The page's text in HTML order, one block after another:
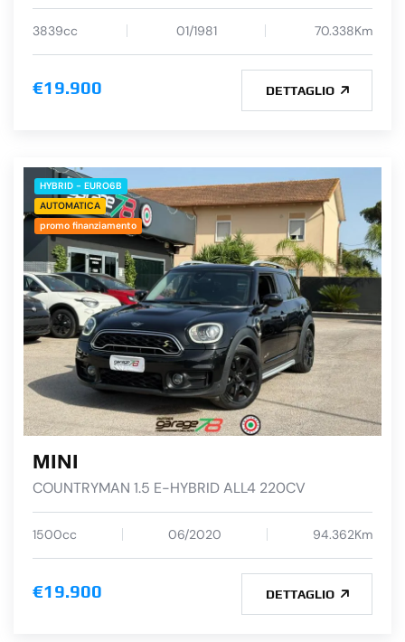
3839cc 01/1981 70.338Km
€19.900 DETTAGLIO
HYBRID - EURO6B
AUTOMATICA
promo finanziamento
MINI
COUNTRYMAN 1.5 E-HYBRID ALL4 220CV
1500cc 06/2020 94.362Km
€19.900 DETTAGLIO